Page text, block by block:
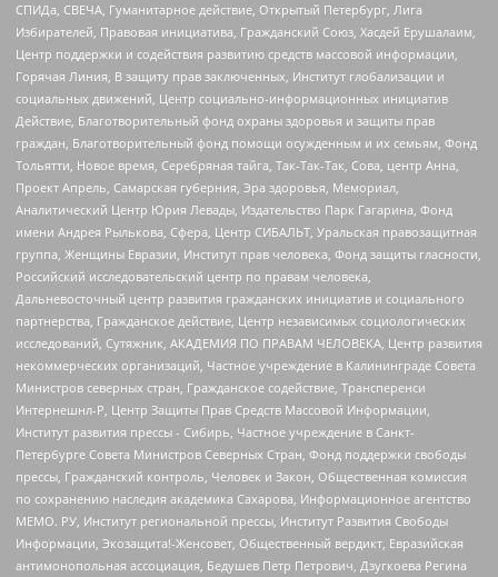
СПИДа, СВЕЧА, Гуманитарное действие, Открытый Петербург, Лига
Избирателей, Правовая инициатива, Гражданский Союз, Хасдей Ерушалаим,
Центр поддержки и содействия развитию средств массовой информации,
Горячая Линия, В защиту прав заключенных, Институт глобализации и
социальных движений, Центр социально-информационных инициатив
Действие, Благотворительный фонд охраны здоровья и защиты прав
граждан, Благотворительный фонд помощи осужденным и их семьям, Фонд
Тольятти, Новое время, Серебряная тайга, Так-Так-Так, Сова, центр Анна,
Проект Апрель, Самарская губерния, Эра здоровья, Мемориал,
Аналитический Центр Юрия Левады, Издательство Парк Гагарина, Фонд
имени Андрея Рылькова, Сфера, Центр СИБАЛЬТ, Уральская правозащитная
группа, Женщины Евразии, Институт прав человека, Фонд защиты гласности,
Российский исследовательский центр по правам человека,
Дальневосточный центр развития гражданских инициатив и социального
партнерства, Гражданское действие, Центр независимых социологических
исследований, Сутяжник, АКАДЕМИЯ ПО ПРАВАМ ЧЕЛОВЕКА, Центр развития
некоммерческих организаций, Частное учреждение в Калининграде Совета
Министров северных стран, Гражданское содействие, Трансперенси
Интернешнл-Р, Центр Защиты Прав Средств Массовой Информации,
Институт развития прессы - Сибирь, Частное учреждение в Санкт-
Петербурге Совета Министров Северных Стран, Фонд поддержки свободы
прессы, Гражданский контроль, Человек и Закон, Общественная комиссия
по сохранению наследия академика Сахарова, Информационное агентство
МЕМО. РУ, Институт региональной прессы, Институт Развития Свободы
Информации, Экозащита!-Женсовет, Общественный вердикт, Евразийская
антимонопольная ассоциация, Бедушев Петр Петрович, Дзугкоева Регина